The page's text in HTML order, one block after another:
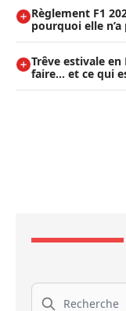
Règlement F1
pourquoi elle
Trêve estivale
faire... et ce qui
Recherche